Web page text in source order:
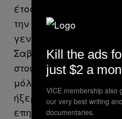
έτος, σε μια περίοδο
την τελευταία στιγμή,
γενικευμένες κρίσεις
Σαββατοκύριακο. Όλα
στους συμφοιτητές, με
μόλις είχα γίνει φίλη
ήξεραν σχεδόν
επηρέασε τρομερά
Kill the ads
just $2 a
VICE membership also
our very best writing
documentaries.